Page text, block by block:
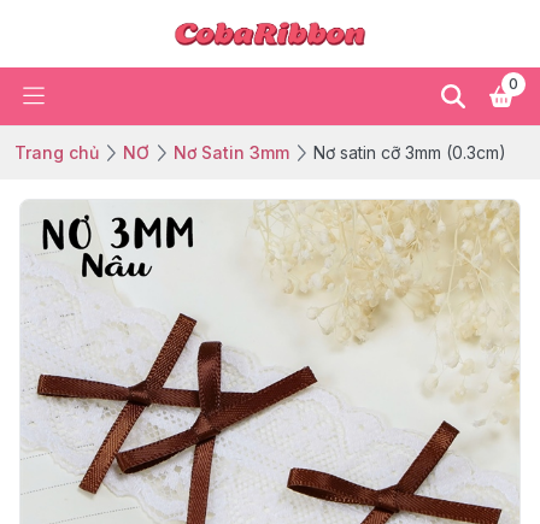
0
Trang chủ NƠ Nơ Satin 3mm Nơ satin cỡ 3mm (0.3cm)